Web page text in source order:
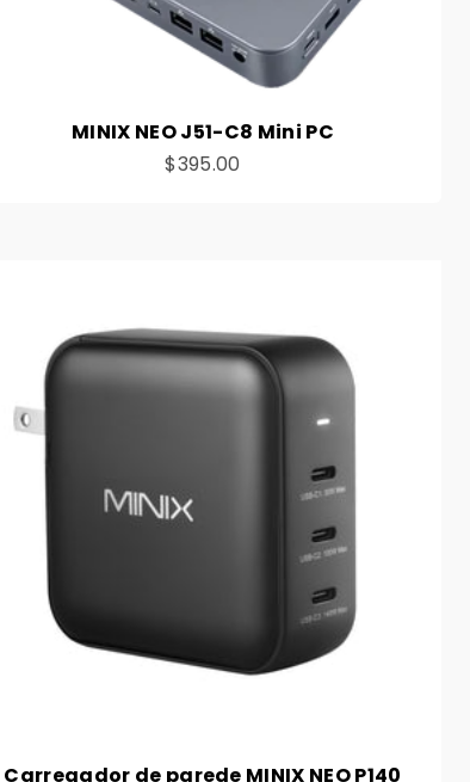
MINIX NEO J51-C8 Mini PC
Preço de venda
$395.00
Carregador de parede MINIX NEO P140